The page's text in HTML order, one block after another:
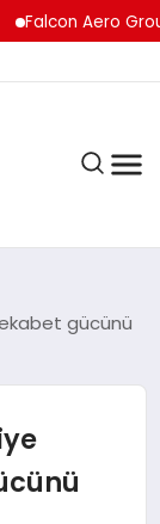
Aero Group,
gücünü